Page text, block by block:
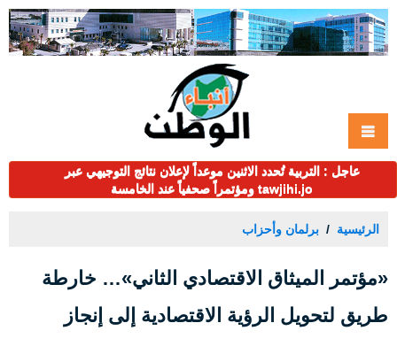
عاجل : التربية تُحدد الاثنين موعداً لإعلان نتائج التوجيهي عبر
tawjihi.jo ومؤتمراً صحفياً عند الخامسة
الرئيسية برلمان وأحزاب
«مؤتمر الميثاق الاقتصادي الثاني»… خارطة
طريق لتحويل الرؤية الاقتصادية إلى إنجاز